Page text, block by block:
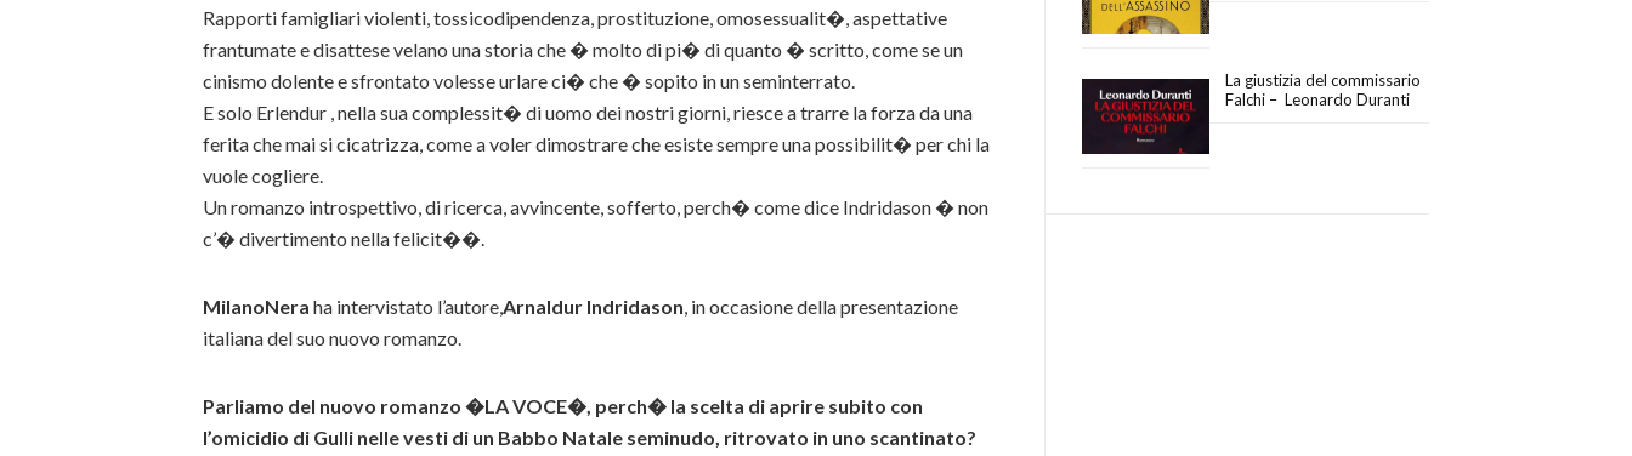
Rapporti famigliari violenti, tossicodipendenza, prostituzione, omosessualit�, aspettative
frantumate e disattese velano una storia che � molto di pi� di quanto � scritto, come se un
cinismo dolente e sfrontato volesse urlare ci� che � sopito in un seminterrato.
E solo Erlendur , nella sua complessit� di uomo dei nostri giorni, riesce a trarre la forza da una
ferita che mai si cicatrizza, come a voler dimostrare che esiste sempre una possibilit� per chi la
vuole cogliere.
Un romanzo introspettivo, di ricerca, avvincente, sofferto, perch� come dice Indridason � non
c’� divertimento nella felicit��.
MilanoNera ha intervistato l’autore,Arnaldur Indridason, in occasione della presentazione
italiana del suo nuovo romanzo.
Parliamo del nuovo romanzo �LA VOCE�, perch� la scelta di aprire subito con
l’omicidio di Gulli nelle vesti di un Babbo Natale seminudo, ritrovato in uno scantinato?
La giustizia del commissario
Falchi – Leonardo Duranti